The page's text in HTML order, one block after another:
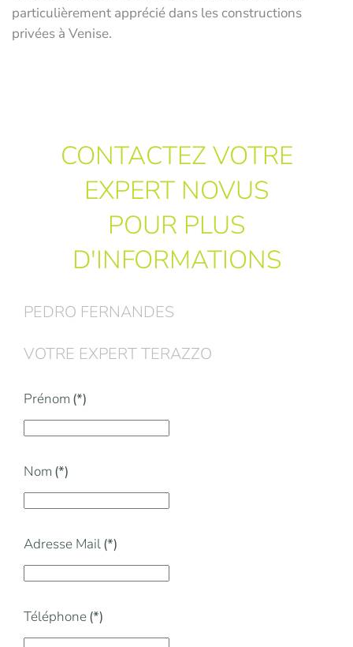
particulièrement apprécié dans les constructions
privées à Venise.
CONTACTEZ VOTRE
EXPERT NOVUS
POUR PLUS
D'INFORMATIONS
PEDRO FERNANDES
VOTRE EXPERT TERAZZO
Prénom (*)
Nom (*)
Adresse Mail(*)
Téléphone(*)